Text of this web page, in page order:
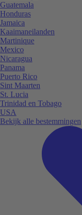
Guatemala
Honduras
Jamaica
Kaaimaneilanden
Martinique
Mexico
Nicaragua
Panama
Puerto Rico
Sint Maarten
St. Lucia
Trinidad en Tobago
USA
Bekijk alle bestemmingen